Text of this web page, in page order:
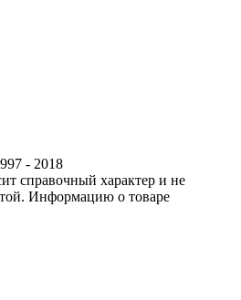
- 2018
справочный характер и не
Информацию о товаре